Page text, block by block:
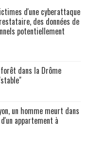
d'une cyberattaque
des données de
potentiellement
dans la Drôme
un homme meurt dans
appartement à